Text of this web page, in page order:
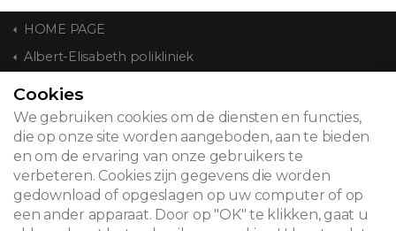
HOME PAGE
Albert-Elisabeth polikliniek
CONTACT
© 2026
Juridische kennisgeving
Cookies
We gebruiken cookies om de diensten en functies,
die op onze site worden aangeboden, aan te bieden
en om de ervaring van onze gebruikers te
verbeteren. Cookies zijn gegevens die worden
gedownload of opgeslagen op uw computer of op
een ander apparaat. Door op "OK" te klikken, gaat u